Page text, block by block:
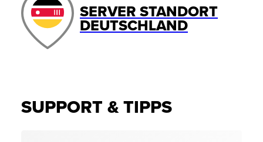
SERVER STANDORT
DEUTSCHLAND
SUPPORT & TIPPS